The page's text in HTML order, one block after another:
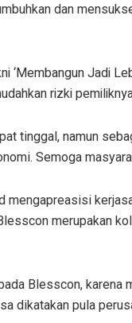
dan
Jadi
rizki
tinggal, namun
Semoga
mengapreasisi
merupakan
Blesscon,
dikatakan pula